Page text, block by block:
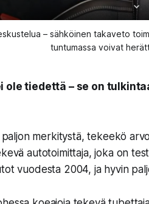
– sähköinen takaveto
tuntumassa voivat
ole tiedettä – se on
merkitystä, tekeekö
autotoimittaja, joka on
vuodesta 2004, ja hyvin